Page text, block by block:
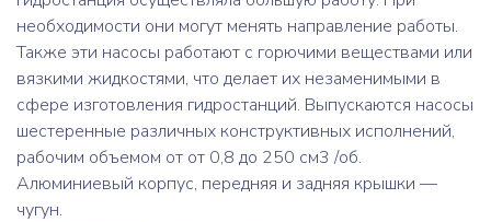
необходимости они могут менять направление работы.
Также эти насосы работают с горючими веществами или
вязкими жидкостями, что делает их незаменимыми в
сфере изготовления гидростанций. Выпускаются насосы
шестеренные различных конструктивных исполнений,
рабочим объемом от от 0,8 до 250 см3 /об.
Алюминиевый корпус, передняя и задняя крышки —
чугун.